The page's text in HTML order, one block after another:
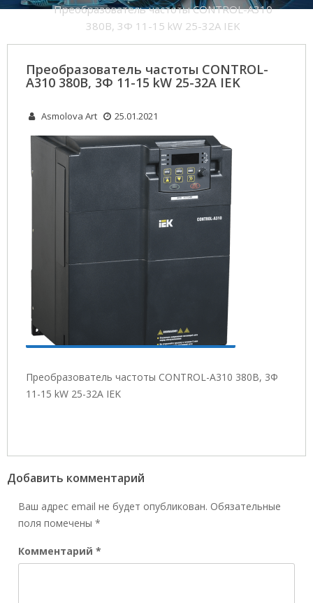
Преобразователь частоты CONTROL-A310
380В, 3Ф 11-15 kW 25-32A IEK
Преобразователь частоты CONTROL-
A310 380В, 3Ф 11-15 kW 25-32A IEK
Asmolova Art 25.01.2021
Преобразователь частоты CONTROL-A310 380В, 3Ф
11-15 kW 25-32A IEK
Добавить комментарий
Ваш адрес email не будет опубликован. Обязательные
поля помечены *
Комментарий *